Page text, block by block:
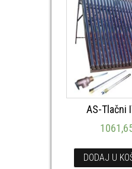
AS-Tlačni
DODAJ U